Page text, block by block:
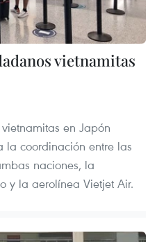
vietnamitas
en Japón
la coordinación entre las
naciones, la
y la aerolínea Vietjet Air.